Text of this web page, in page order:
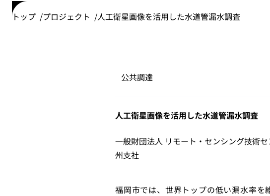
トップ プロジェクト 人工衛星画像を活用した水道管漏水調査
公共調達
人工衛星画像を活用した水道管漏水調査
一般財団法人 リモート・センシング技術
州支社
福岡市では、世界トップの低い漏水率